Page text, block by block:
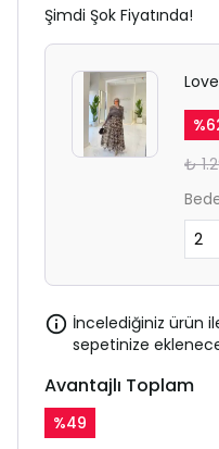
Şimdi Şok Fiyatında!
%
₺
İncelediğiniz ürün
sepetinize
Avantajlı Toplam
%49